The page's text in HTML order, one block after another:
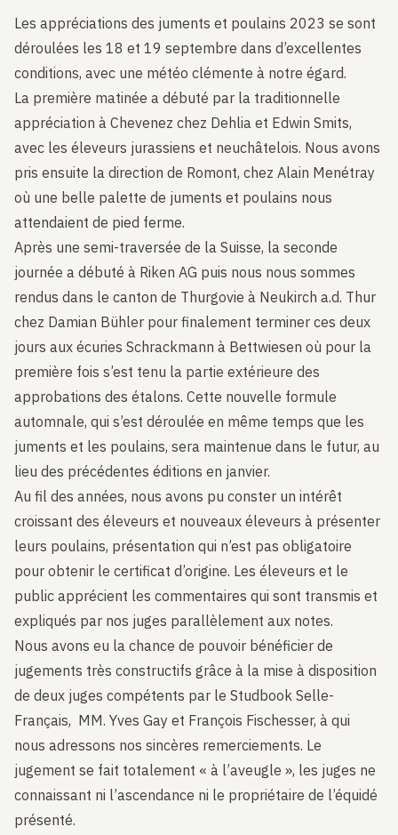
Les appréciations des juments et poulains 2023 se sont
déroulées les 18 et 19 septembre dans d’excellentes
conditions, avec une météo clémente à notre égard.
La première matinée a débuté par la traditionnelle
appréciation à Chevenez chez Dehlia et Edwin Smits,
avec les éleveurs jurassiens et neuchâtelois. Nous avons
pris ensuite la direction de Romont, chez Alain Menétray
où une belle palette de juments et poulains nous
attendaient de pied ferme.
Après une semi-traversée de la Suisse, la seconde
journée a débuté à Riken AG puis nous nous sommes
rendus dans le canton de Thurgovie à Neukirch a.d. Thur
chez Damian Bühler pour finalement terminer ces deux
jours aux écuries Schrackmann à Bettwiesen où pour la
première fois s’est tenu la partie extérieure des
approbations des étalons. Cette nouvelle formule
automnale, qui s’est déroulée en même temps que les
juments et les poulains, sera maintenue dans le futur, au
lieu des précédentes éditions en janvier.
Au fil des années, nous avons pu conster un intérêt
croissant des éleveurs et nouveaux éleveurs à présenter
leurs poulains, présentation qui n’est pas obligatoire
pour obtenir le certificat d’origine. Les éleveurs et le
public apprécient les commentaires qui sont transmis et
expliqués par nos juges parallèlement aux notes.
Nous avons eu la chance de pouvoir bénéficier de
jugements très constructifs grâce à la mise à disposition
de deux juges compétents par le Studbook Selle-
Français, MM. Yves Gay et François Fischesser, à qui
nous adressons nos sincères remerciements. Le
jugement se fait totalement « à l’aveugle », les juges ne
connaissant ni l’ascendance ni le propriétaire de l’équidé
présenté.